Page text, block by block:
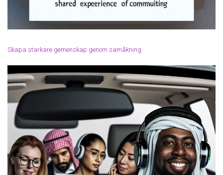
Skapa starkare gemenskap genom samåkning